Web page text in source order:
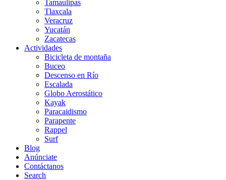
Tamaulipas
Tlaxcala
Veracruz
Yucatán
Zacatecas
Actividades
Bicicleta de montaña
Buceo
Descenso en Río
Escalada
Globo Aerostático
Kayak
Paracaidismo
Parapente
Rappel
Surf
Blog
Anúnciate
Contáctanos
Search